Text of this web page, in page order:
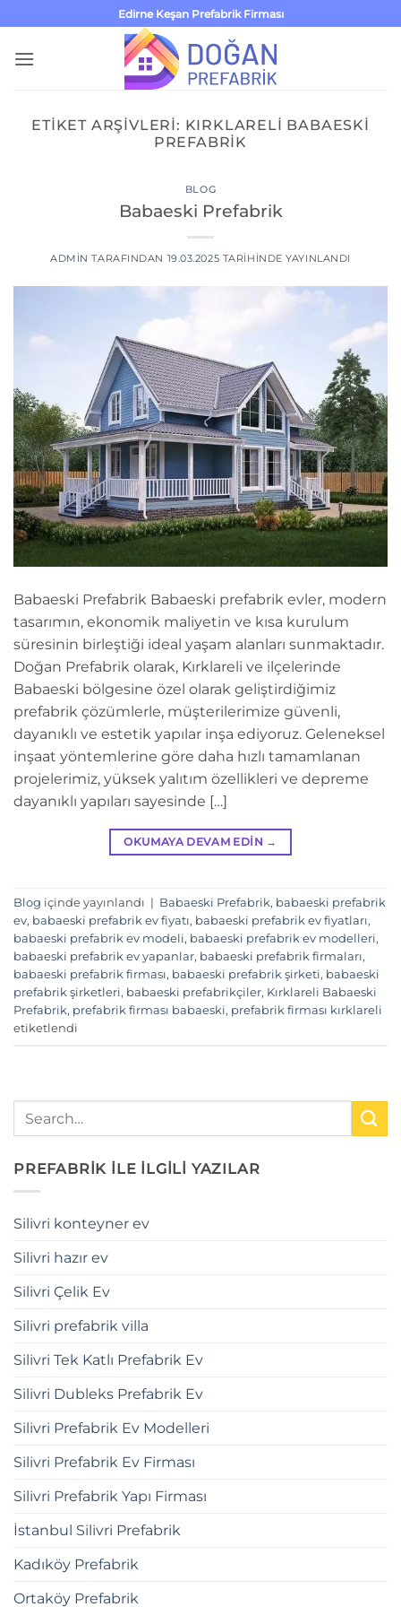
atla
Edirne Keşan Prefabrik Firması
ETIKET ARŞIVLERI: KIRKLARELI BABAESKI
PREFABRIK
BLOG
Babaeski Prefabrik
ADMIN TARAFINDAN 19.03.2025 TARIHINDE YAYINLANDI
Babaeski Prefabrik Babaeski prefabrik evler, modern
tasarımın, ekonomik maliyetin ve kısa kurulum
süresinin birleştiği ideal yaşam alanları sunmaktadır.
Doğan Prefabrik olarak, Kırklareli ve ilçelerinde
Babaeski bölgesine özel olarak geliştirdiğimiz
prefabrik çözümlerle, müşterilerimize güvenli,
dayanıklı ve estetik yapılar inşa ediyoruz. Geleneksel
inşaat yöntemlerine göre daha hızlı tamamlanan
projelerimiz, yüksek yalıtım özellikleri ve depreme
dayanıklı yapıları sayesinde […]
OKUMAYA DEVAM EDIN →
Blog içinde yayınlandı | Babaeski Prefabrik, babaeski prefabrik
ev, babaeski prefabrik ev fiyatı, babaeski prefabrik ev fiyatları,
babaeski prefabrik ev modeli, babaeski prefabrik ev modelleri,
babaeski prefabrik ev yapanlar, babaeski prefabrik firmaları,
babaeski prefabrik firması, babaeski prefabrik şirketi, babaeski
prefabrik şirketleri, babaeski prefabrikçiler, Kırklareli Babaeski
Prefabrik, prefabrik firması babaeski, prefabrik firması kırklareli
etiketlendi
PREFABRİK İLE İLGİLİ YAZILAR
Silivri konteyner ev
Silivri hazır ev
Silivri Çelik Ev
Silivri prefabrik villa
Silivri Tek Katlı Prefabrik Ev
Silivri Dubleks Prefabrik Ev
Silivri Prefabrik Ev Modelleri
Silivri Prefabrik Ev Firması
Silivri Prefabrik Yapı Firması
İstanbul Silivri Prefabrik
Kadıköy Prefabrik
Ortaköy Prefabrik